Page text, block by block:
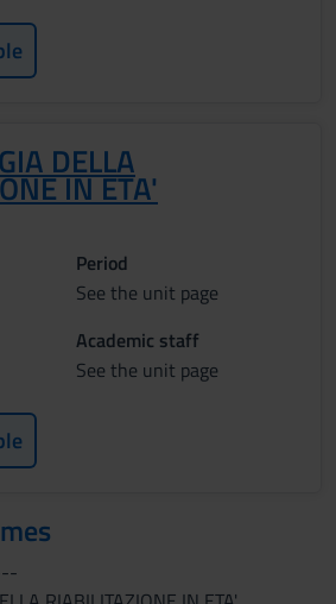
DELLA
IN ETA'
Period
See the unit page
Academic staff
See the unit page